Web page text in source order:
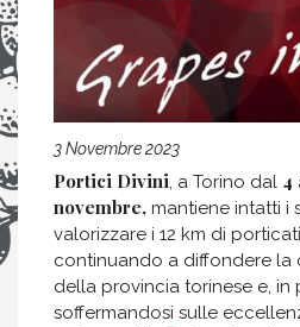
3 Novembre 2023
Portici Divini, a Torino dal 4
novembre, mantiene intatti i
valorizzare i 12 km di
continuando a diffondere la
della provincia torinese e, in
soffermandosi sulle